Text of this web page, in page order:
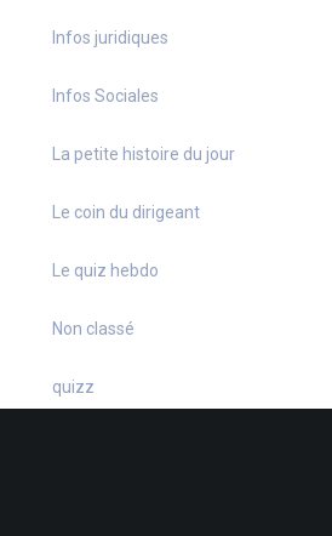
Infos juridiques
Infos Sociales
La petite histoire du jour
Le coin du dirigeant
Le quiz hebdo
Non classé
quizz